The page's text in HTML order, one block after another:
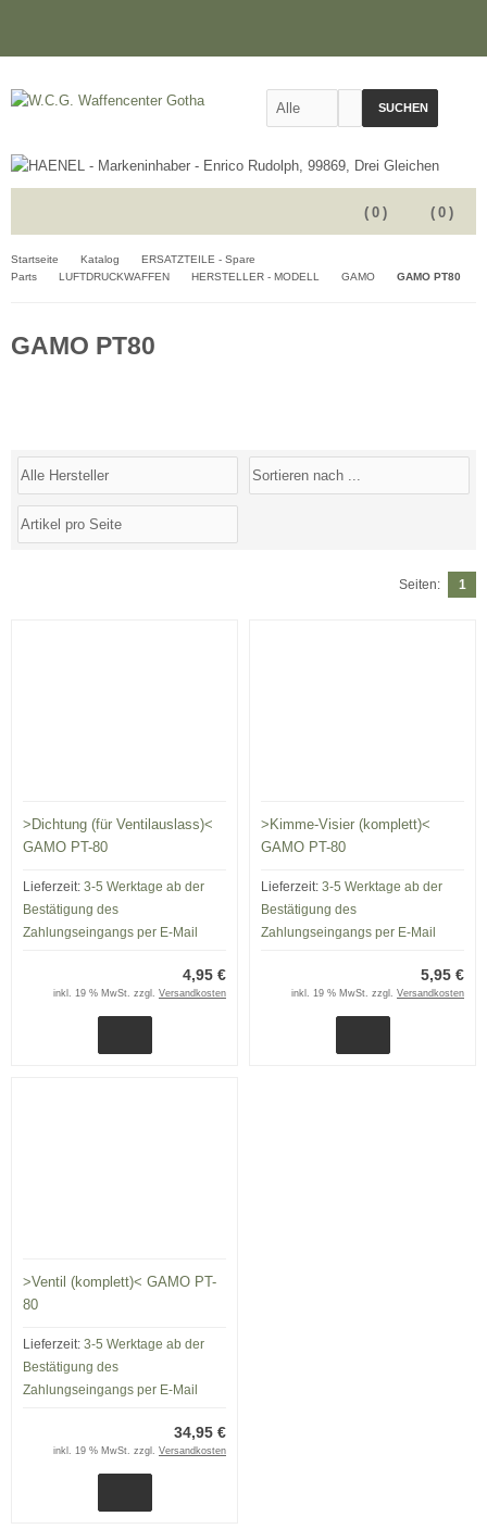
SUCHEN
( 0 )
( 0 )
Startseite Katalog
ERSATZTEILE - Spare
Parts
LUFTDRUCKWAFFEN HERSTELLER - MODELL GAMO GAMO PT80
GAMO PT80
Seiten: 1
>Dichtung (für Ventilauslass)<
GAMO PT-80
Lieferzeit: 3-5 Werktage ab der
Bestätigung des
Zahlungseingangs per E-Mail
4,95 €
inkl. 19 % MwSt. zzgl. Versandkosten
>Kimme-Visier (komplett)<
GAMO PT-80
Lieferzeit: 3-5 Werktage ab der
Bestätigung des
Zahlungseingangs per E-Mail
5,95 €
inkl. 19 % MwSt. zzgl. Versandkosten
>Ventil (komplett)< GAMO PT-
80
Lieferzeit: 3-5 Werktage ab der
Bestätigung des
Zahlungseingangs per E-Mail
34,95 €
inkl. 19 % MwSt. zzgl. Versandkosten